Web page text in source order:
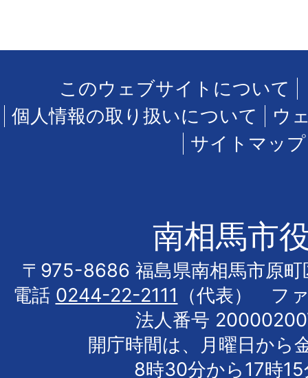
このウェブサイトについて
個人情報の取り扱いについて
ウ
サイトマップ
南相馬市
〒975-8686 福島県南相馬市原町
電話 0244-22-2111
（代表） フ
法人番号
開庁時間は、月曜日から
8時30分から17時